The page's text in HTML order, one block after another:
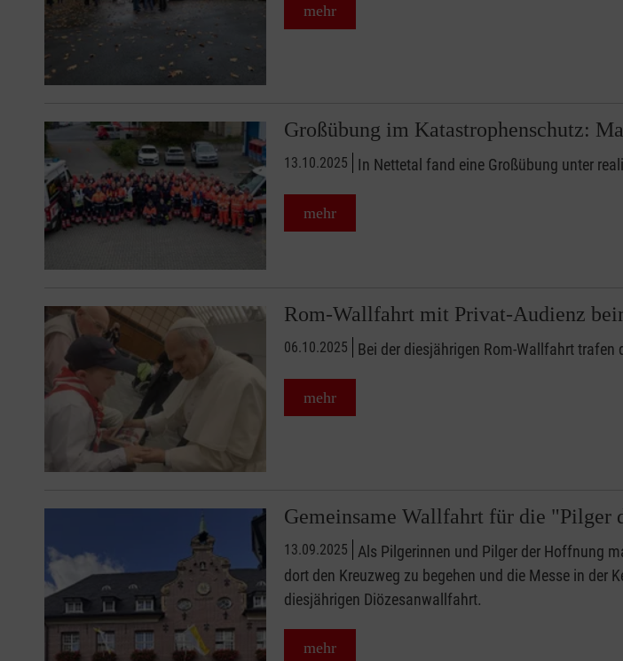
mehr
Großübung im Katastrophenschutz:
13.10.2025 In Nettetal fand eine Großübung unter
mehr
Rom-Wallfahrt mit Privat-Audienz
06.10.2025 Bei der diesjährigen Rom-Wallfahrt
mehr
Gemeinsame Wallfahrt für die "Pilger
13.09.2025
Als Pilgerinnen und Pilger der Hoffnung
dort den Kreuzweg zu begehen und die Messe in der
diesjährigen Diözesanwallfahrt.
mehr